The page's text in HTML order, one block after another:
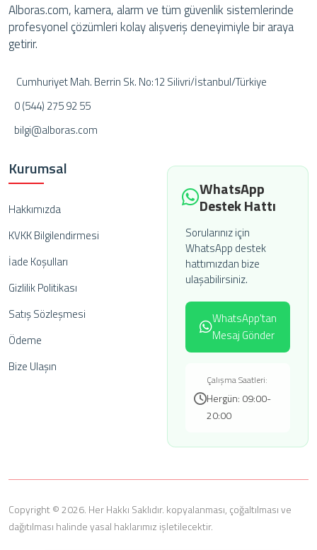
Alboras.com, kamera, alarm ve tüm güvenlik sistemlerinde
profesyonel çözümleri kolay alışveriş deneyimiyle bir araya
getirir.
Cumhuriyet Mah. Berrin Sk. No:12 Silivri/İstanbul/Türkiye
0 (544) 275 92 55
bilgi@alboras.com
Kurumsal
Hakkımızda
KVKK Bilgilendirmesi
İade Koşulları
Gizlilik Politikası
Satış Sözleşmesi
Ödeme
Bize Ulaşın
WhatsApp
Destek Hattı
Sorularınız için
WhatsApp destek
hattımızdan bize
ulaşabilirsiniz.
WhatsApp'tan
Mesaj Gönder
Çalışma Saatleri:
Hergün: 09:00-
20:00
Copyright © 2026. Her Hakkı Saklıdır. kopyalanması, çoğaltılması ve
dağıtılması halinde yasal haklarımız işletilecektir.